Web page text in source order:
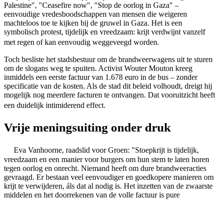
Palestine", "Ceasefire now", "Stop de oorlog in Gaza" –
eenvoudige vredesboodschappen van mensen die weigeren
machteloos toe te kijken bij de gruwel in Gaza. Het is een
symbolisch protest, tijdelijk en vreedzaam: krijt verdwijnt vanzelf
met regen of kan eenvoudig weggeveegd worden.
Toch besliste het stadsbestuur om de brandweerwagens uit te sturen
om de slogans weg te spuiten. Activist Wouter Mouton kreeg
inmiddels een eerste factuur van 1.678 euro in de bus – zonder
specificatie van de kosten. Als de stad dit beleid volhoudt, dreigt hij
mogelijk nog meerdere facturen te ontvangen. Dat vooruitzicht heeft
een duidelijk intimiderend effect.
Vrije meningsuiting onder druk
Eva Vanhoorne, raadslid voor Groen: "Stoepkrijt is tijdelijk,
vreedzaam en een manier voor burgers om hun stem te laten horen
tegen oorlog en onrecht. Niemand heeft om dure brandweeracties
gevraagd. Er bestaan veel eenvoudiger en goedkopere manieren om
krijt te verwijderen, áls dat al nodig is. Het inzetten van de zwaarste
middelen en het doorrekenen van de volle factuur is pure